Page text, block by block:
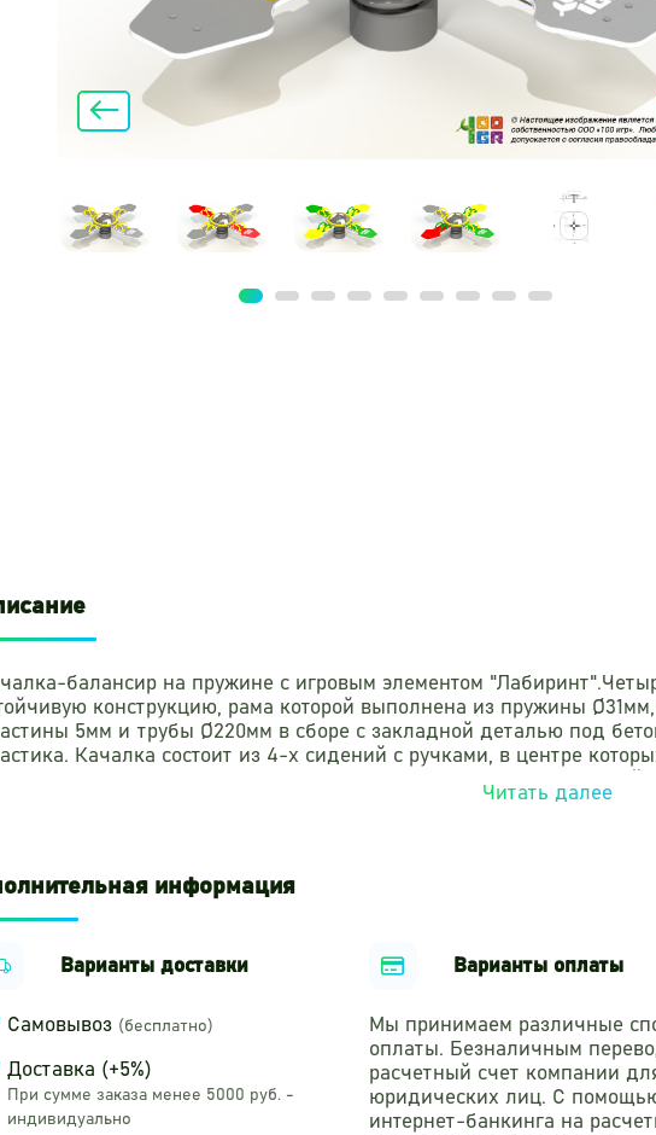
балансир на пружине с игровым элементом
конструкцию, рама которой выполнена из пружины
5мм и трубы Ø220мм в сборе с закладной деталью под
Качалка состоит из 4-х сидений с ручками, в центре
качалки изготовлены из тиснённого с двух сторон
к атмосферным и ультрафиолетовым воздействиям.
могут от 1-го до 4-х детей. Суть игры заключается в том,
препятствия лабиринта при помощи наклона сидений качалки и
с маршрута и тогда придётся начинать с самого начала. Вся
металлические элементы окрашены полимерным порошковым
коррозии. Суть метода заключается в нанесении на
которая при затвердевании образует сплошную
игрового элемента изготовлен из нержавеющей стали AISI
заглушками.
Читать далее
информация
Варианты доставки
Самовывоз (бесплатно)
Доставка (+5%)
При сумме заказа менее 5000 руб. -
индивидуально
Варианты оплаты
Мы принимаем различные
оплаты. Безналичным
расчетный счет компании
юридических лиц. С
интернет-банкинга на